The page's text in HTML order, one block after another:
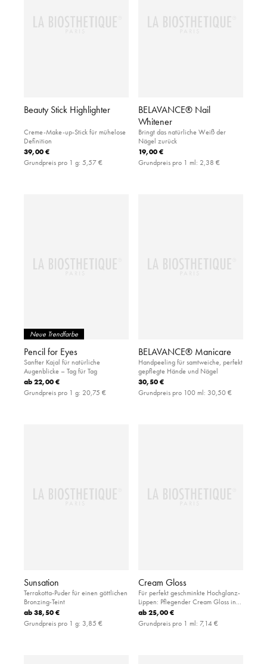
Beauty Stick Highlighter
Creme-Make-up-Stick für mühelose
Definition
39,00 €
Grundpreis pro 1 g: 5,57 €
BELAVANCE® Nail
Whitener
Bringt das natürliche Weiß der
Nägel zurück
19,00 €
Grundpreis pro 1 ml: 2,38 €
Neue Trendfarbe
Pencil for Eyes
Sanfter Kajal für natürliche
Augenblicke – Tag für Tag
ab22,00 €
Grundpreis pro 1 g: 20,75 €
BELAVANCE® Manicare
Handpeeling für samtweiche, perfekt
gepflegte Hände und Nägel
30,50 €
Grundpreis pro 100 ml: 30,50 €
Sunsation
Terrakotta-Puder für einen göttlichen
Bronzing-Teint
ab38,50 €
Grundpreis pro 1 g: 3,85 €
Cream Gloss
Für perfekt geschminkte Hochglanz-
Lippen: Pflegender Cream Gloss in
unwiderstehlichen Nuancen und mit
angenehm weicher Textur
ab25,00 €
Grundpreis pro 1 ml: 7,14 €